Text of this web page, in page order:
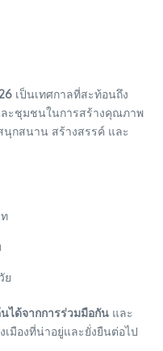
เป็นเทศกาลที่สะท้อนถึง
ะชุมชนในการสร้างคุณภาพ
นุกสนาน สร้างสรรค์ และ
ย
ได้จากการร่วมมือกัน และ
เมืองที่น่าอยู่และยั่งยืนต่อไป